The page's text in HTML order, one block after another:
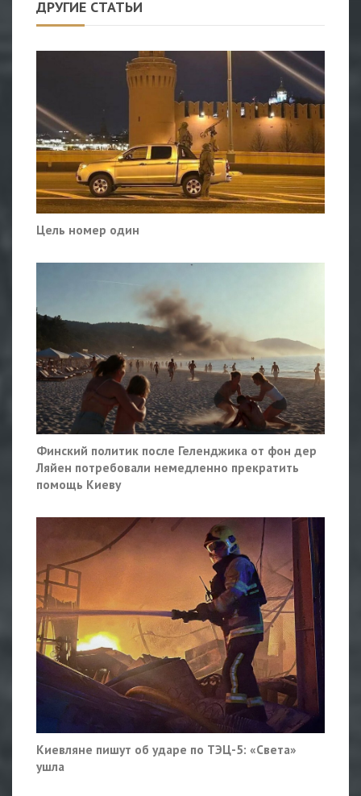
ДРУГИЕ СТАТЬИ
Цель номер один
Финский политик после Геленджика от фон дер
Ляйен потребовали немедленно прекратить
помощь Киеву
Киевляне пишут об ударе по ТЭЦ-5: «Света»
ушла